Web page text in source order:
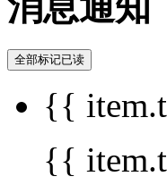
全部标记已读
{{
{{